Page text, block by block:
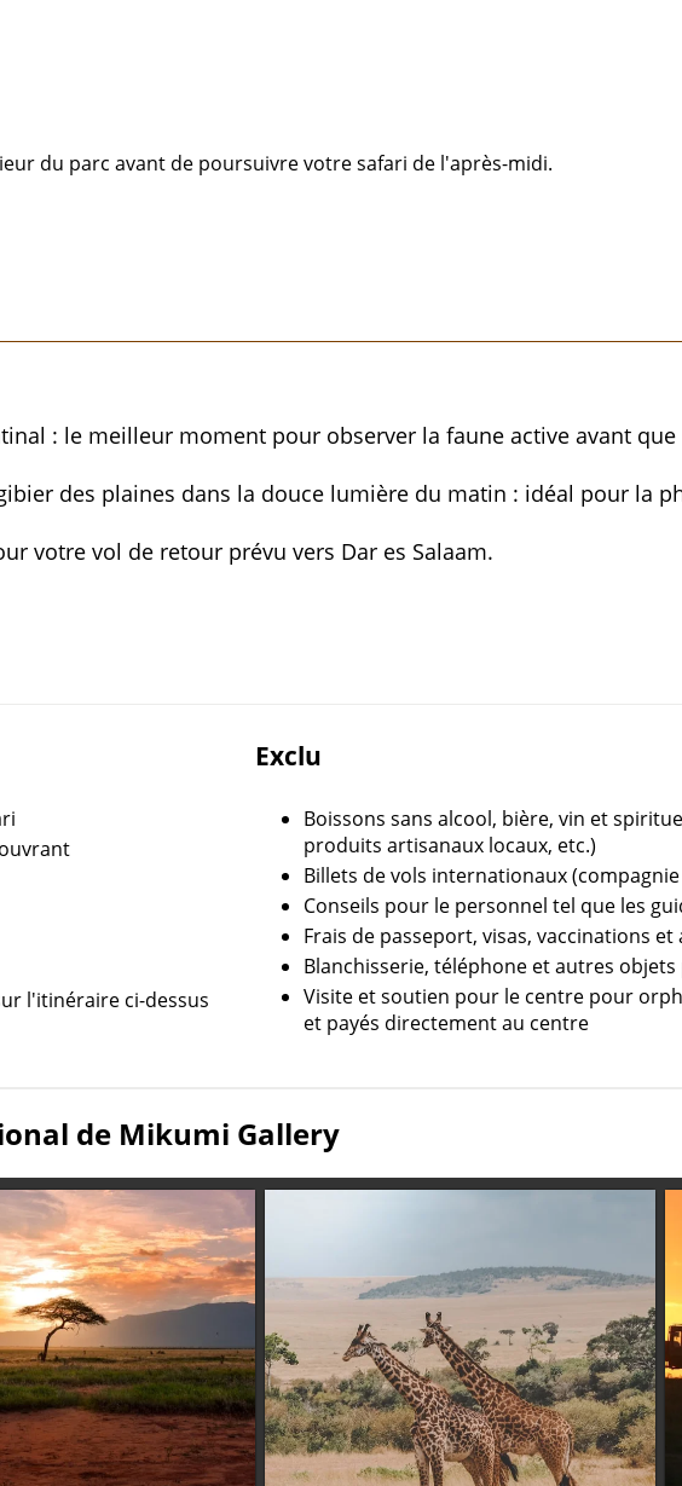
du parc avant de poursuivre votre safari de l'après-midi.
: le meilleur moment pour observer la faune active avant
des plaines dans la douce lumière du matin : idéal pour la
votre vol de retour prévu vers Dar es Salaam.
l'itinéraire ci-dessus
Exclu
Boissons sans alcool, bière, vin et
produits artisanaux locaux, etc.)
Billets de vols internationaux
Conseils pour le personnel tel que les
Frais de passeport, visas, vaccinations et
Blanchisserie, téléphone et autres
Visite et soutien pour le centre pour
et payés directement au centre
de Mikumi Gallery